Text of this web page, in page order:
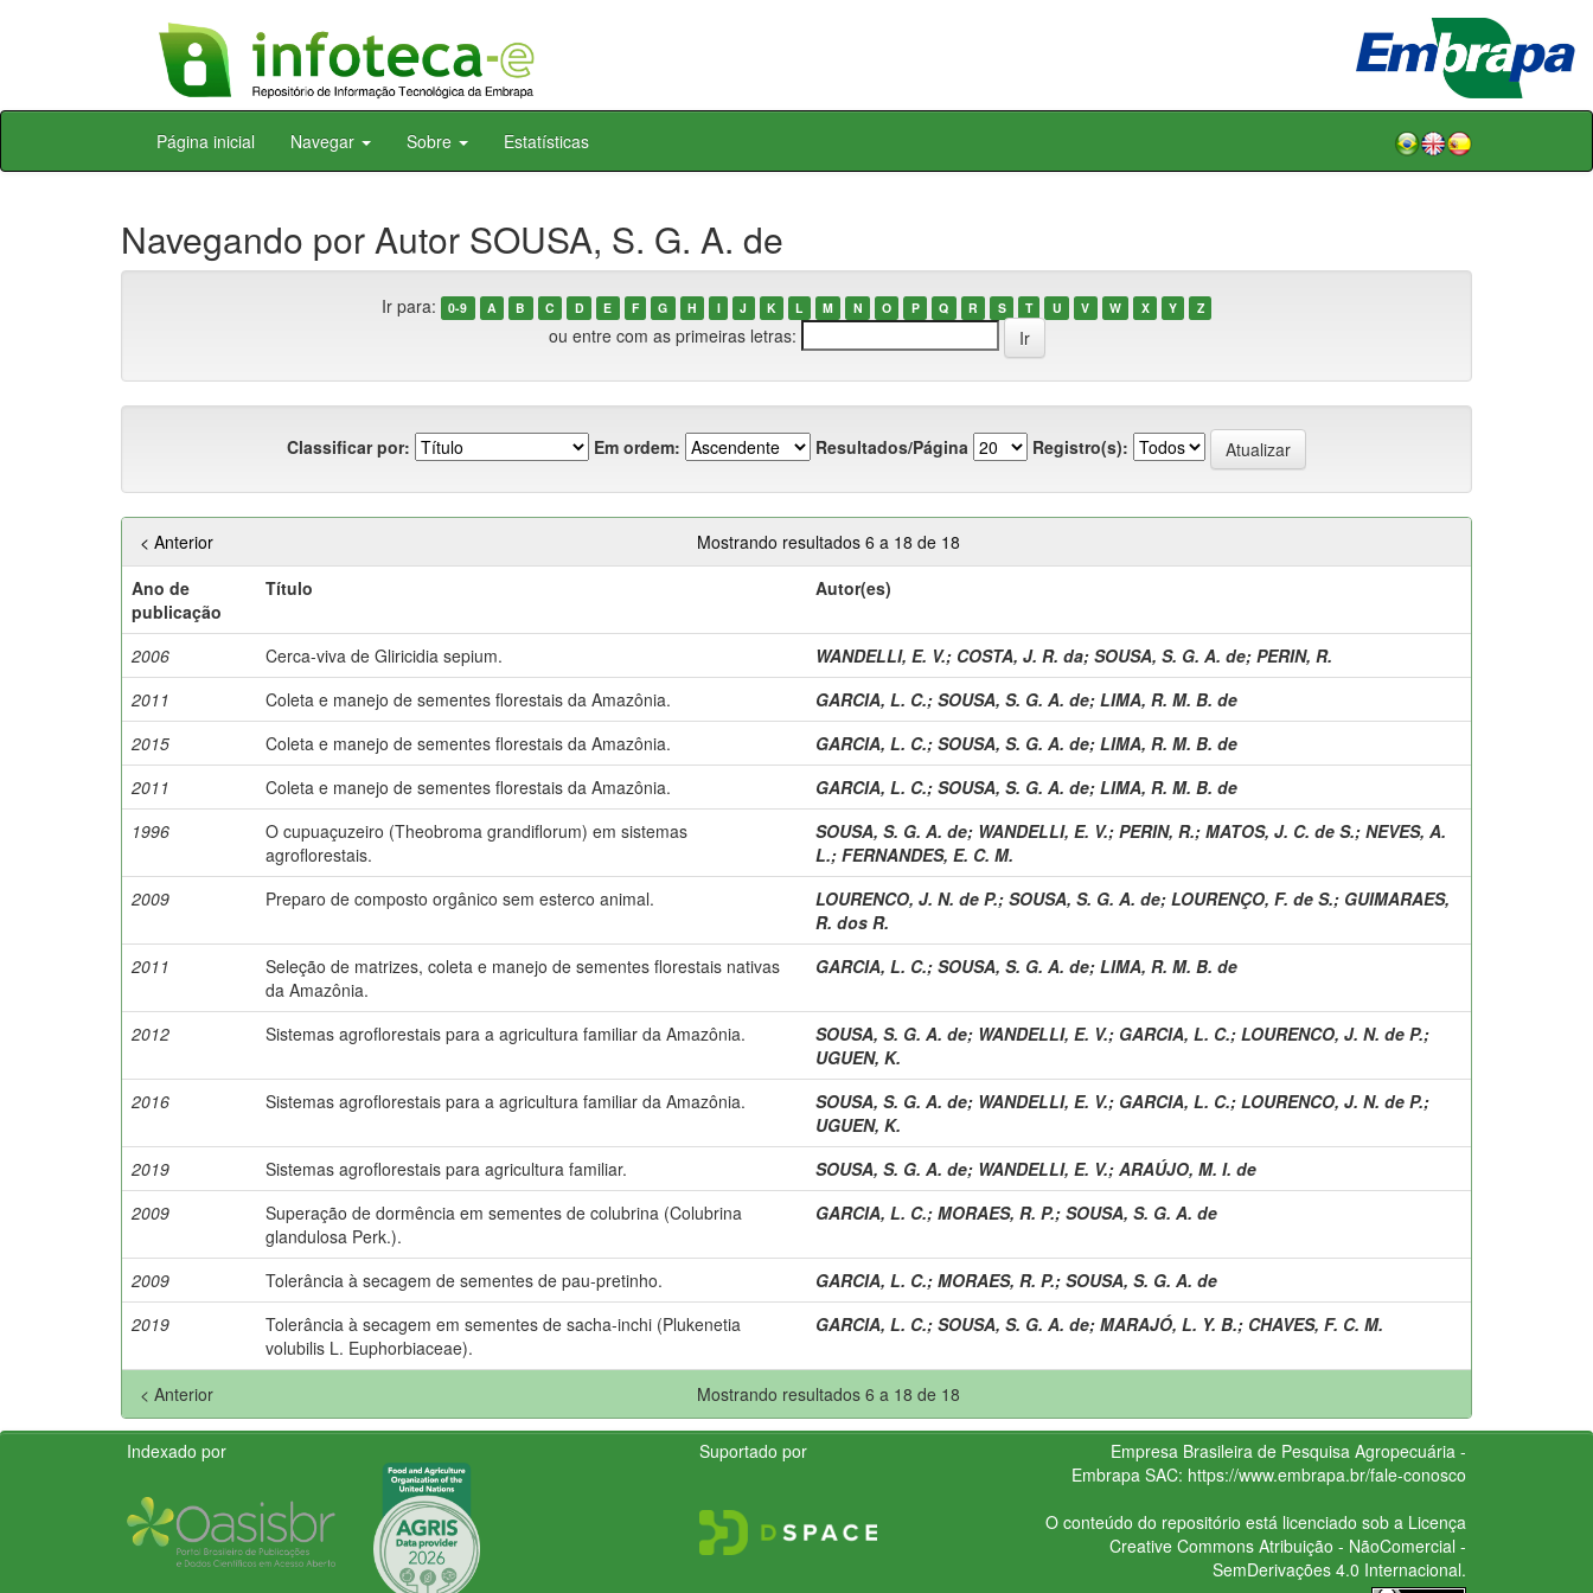
Skip
Página inicial Navegar Sobre Estatísticas
Navegando por Autor SOUSA, S. G. A. de
Ir para: 0-9 A B C D E F G H I J K L M N O P Q R S T U V W X Y Z
ou entre com as primeiras letras:
Classificar por: Em ordem: Resultados/Página Registro(s):
Mostrando resultados 6 a 18 de 18
< Anterior
Ano de
publicação
Título Autor(es)
2006 Cerca-viva de Gliricidia sepium. WANDELLI, E. V.; COSTA, J. R. da; SOUSA, S. G. A. de; PERIN, R.
2011
Coleta e manejo de sementes florestais da Amazônia. GARCIA, L. C.; SOUSA, S. G. A. de; LIMA, R. M. B. de
2015
Coleta e manejo de sementes florestais da Amazônia. GARCIA, L. C.; SOUSA, S. G. A. de; LIMA, R. M. B. de
2011
Coleta e manejo de sementes florestais da Amazônia. GARCIA, L. C.; SOUSA, S. G. A. de; LIMA, R. M. B. de
1996
O cupuaçuzeiro (Theobroma grandiflorum) em sistemas
agroflorestais.
SOUSA, S. G. A. de; WANDELLI, E. V.; PERIN, R.; MATOS, J. C. de S.; NEVES, A.
L.; FERNANDES, E. C. M.
2009
Preparo de composto orgânico sem esterco animal. LOURENCO, J. N. de P.; SOUSA, S. G. A. de; LOURENÇO, F. de S.; GUIMARAES,
R. dos R.
2011
Seleção de matrizes, coleta e manejo de sementes florestais nativas
da Amazônia.
GARCIA, L. C.; SOUSA, S. G. A. de; LIMA, R. M. B. de
2012 Sistemas agroflorestais para a agricultura familiar da Amazônia. SOUSA, S. G. A. de; WANDELLI, E. V.; GARCIA, L. C.; LOURENCO, J. N. de P.;
UGUEN, K.
2016
Sistemas agroflorestais para a agricultura familiar da Amazônia. SOUSA, S. G. A. de; WANDELLI, E. V.; GARCIA, L. C.; LOURENCO, J. N. de P.;
UGUEN, K.
2019
Sistemas agroflorestais para agricultura familiar. SOUSA, S. G. A. de; WANDELLI, E. V.; ARAÚJO, M. I. de
2009
Superação de dormência em sementes de colubrina (Colubrina
glandulosa Perk.).
GARCIA, L. C.; MORAES, R. P.; SOUSA, S. G. A. de
2009 Tolerância à secagem de sementes de pau-pretinho. GARCIA, L. C.; MORAES, R. P.; SOUSA, S. G. A. de
2019
Tolerância à secagem em sementes de sacha-inchi (Plukenetia
volubilis L. Euphorbiaceae).
GARCIA, L. C.; SOUSA, S. G. A. de; MARAJÓ, L. Y. B.; CHAVES, F. C. M.
Mostrando resultados 6 a 18 de 18
< Anterior
Indexado por Suportado por
Empresa Brasileira de Pesquisa Agropecuária -
Embrapa SAC: https://www.embrapa.br/fale-conosco
O conteúdo do repositório está licenciado sob a Licença
Creative CommonsAtribuição - NãoComercial -
SemDerivações 4.0 Internacional.